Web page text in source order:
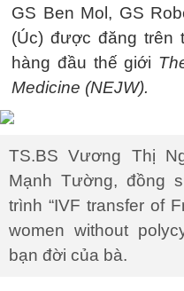
GS Ben Mol, GS
(Úc) được đăng trên
hàng đầu thế giới
Medicine (NEJW).
TS.BS Vương Thị
Mạnh Tường, đồng
trình “IVF transfer of
women without
bạn đời của bà.